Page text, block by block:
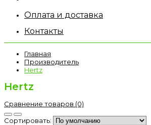
Оплата и доставка
Контакты
Главная
Производитель
Hertz
Hertz
Сравнение товаров (0)
Сортировать: